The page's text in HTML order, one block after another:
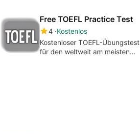
Free TOEFL Practice Test
4 Kostenlos
Kostenloser TOEFL-Übungstest
für den weltweit am meisten